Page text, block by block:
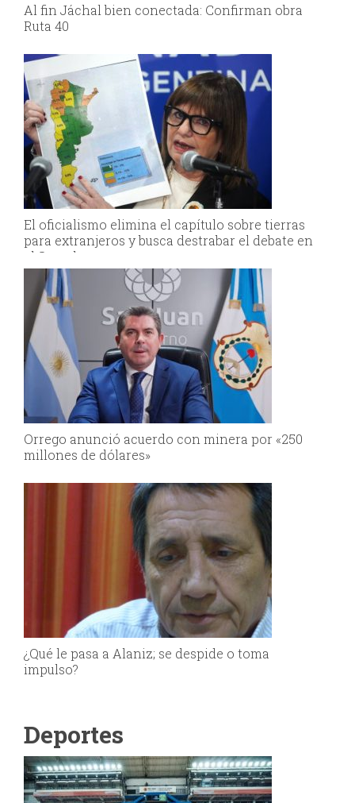
Al fin Jáchal bien conectada: Confirman obra
Ruta 40
El oficialismo elimina el capítulo sobre tierras
para extranjeros y busca destrabar el debate en
el Senado
Orrego anunció acuerdo con minera por «250
millones de dólares»
¿Qué le pasa a Alaniz; se despide o toma
impulso?
Deportes